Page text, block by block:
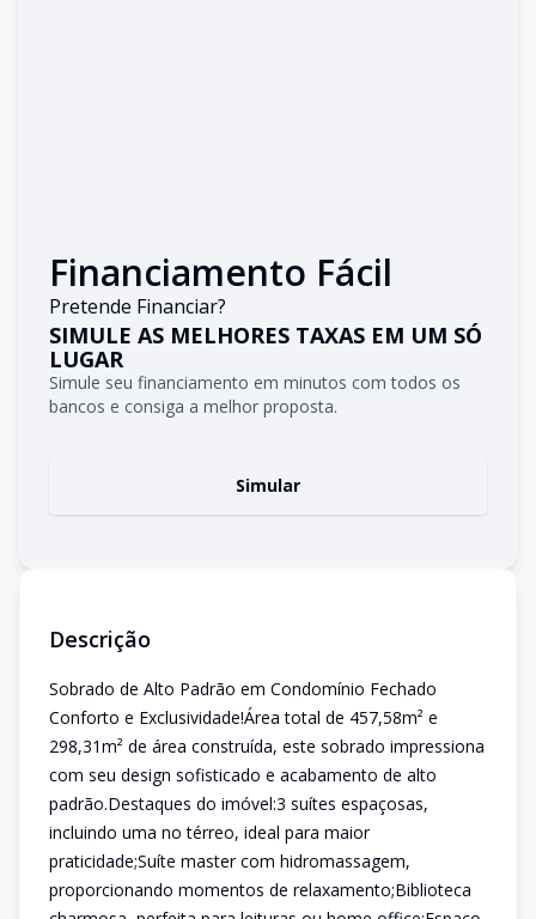
Financiamento Fácil
Pretende Financiar?
SIMULE AS MELHORES TAXAS EM UM SÓ
LUGAR
Simule seu financiamento em minutos com todos os
bancos e consiga a melhor proposta.
Simular
Descrição
Sobrado de Alto Padrão em Condomínio Fechado 
Conforto e Exclusividade!Área total de 457,58m² e
298,31m² de área construída, este sobrado impressiona
com seu design sofisticado e acabamento de alto
padrão.Destaques do imóvel:3 suítes espaçosas,
incluindo uma no térreo, ideal para maior
praticidade;Suíte master com hidromassagem,
proporcionando momentos de relaxamento;Biblioteca